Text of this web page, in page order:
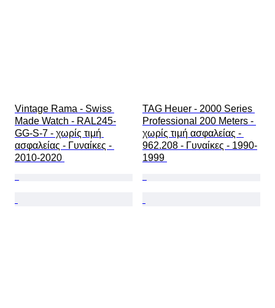
Vintage Rama - Swiss
Made Watch - RAL245-
GG-S-7 - χωρίς τιμή
ασφαλείας - Γυναίκες -
2010-2020
TAG Heuer - 2000 Series
Professional 200 Meters -
χωρίς τιμή ασφαλείας -
962.208 - Γυναίκες - 1990-
1999